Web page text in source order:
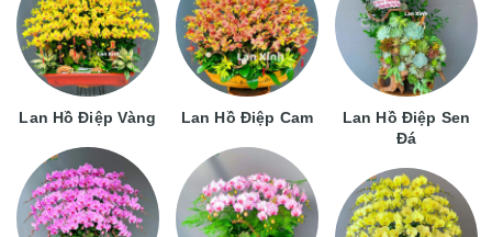
Lan Hồ Điệp Vàng Lan Hồ Điệp Cam
Lan Hồ Điệp Sen
Đá